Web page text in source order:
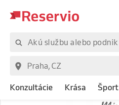
Konzultácie Krása Šport